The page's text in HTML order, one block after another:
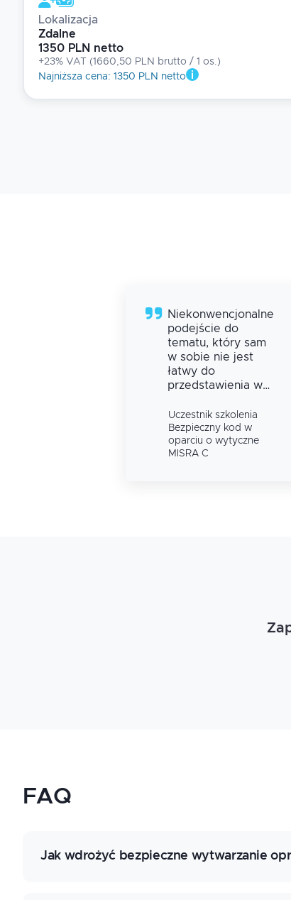
Lokalizacja
Zdalne
1350 PLN netto
+23% VAT (1660,50 PLN brutto / 1 os.)
Najniższa cena: 1350 PLN netto
Niekonwencjonalne
podejście do
tematu, który sam
w sobie nie jest
łatwy do
przedstawienia w
Uczestnik szkolenia
Bezpieczny kod w
oparciu o wytyczne
MISRA C
FAQ
Jak wdrożyć bezpieczne wytwarzanie